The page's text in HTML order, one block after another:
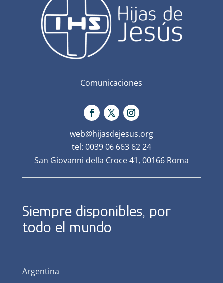
Comunicaciones
web@hijasdejesus.org
tel: 0039 06 663 62 24
San Giovanni della Croce 41, 00166 Roma
Siempre disponibles, por
todo el mundo
Argentina